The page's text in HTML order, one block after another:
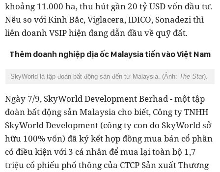
khoảng 11.000 ha, thu hút gần 20 tỷ USD vốn đầu tư.
Nếu so với Kinh Bắc, Viglacera, IDICO, Sonadezi thì
liên doanh VSIP hiện đang dẫn đầu về quỹ đất.
Thêm doanh nghiệp địa ốc Malaysia tiến vào Việt Nam
SkyWorld là tập đoàn bất động sản đến từ Malaysia. (Ảnh: The Star).
Ngày 7/9, SkyWorld Development Berhad - một tập
đoàn bất động sản Malaysia cho biết, Công ty TNHH
SkyWorld Development (công ty con do SkyWorld sở
hữu 100% vốn) đã ký kết hợp đồng mua bán cổ phần
có điều kiện với 3 cá nhân để mua lại toàn bộ 1,7
triệu cổ phiếu phổ thông của CTCP Sản xuất Thương